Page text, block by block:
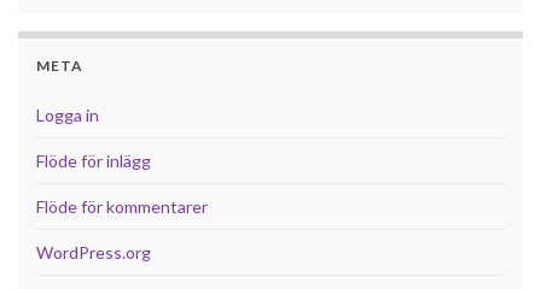
META
Logga in
Flöde för inlägg
Flöde för kommentarer
WordPress.org